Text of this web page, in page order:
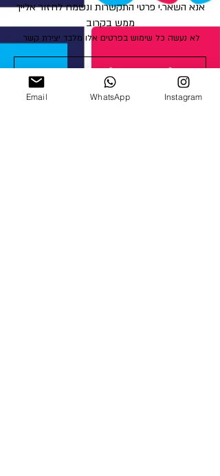
אנא השאר.י פרטי התקשרות ונשמח לחזור אלייך
ממש בקרוב
לא נעשה כל שימוש בפרטים אלו מלבד יצירת קשר
Email WhatsApp Instagram